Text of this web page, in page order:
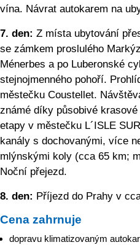
vína. Návrat autokarem na
7. den: Z místa ubytování
se zámkem proslulého
Ménerbes a po Luberonské
stejnojmenného pohoří.
městečku Coustellet.
známé díky působivé
etapy v městečku L´ISLE
kanály s dochovanými, více
mlýnskými koly (cca 65 km;
Noční přejezd.
8. den: Příjezd do Prahy v
Cena zahrnuje
dopravu klimatizovaným